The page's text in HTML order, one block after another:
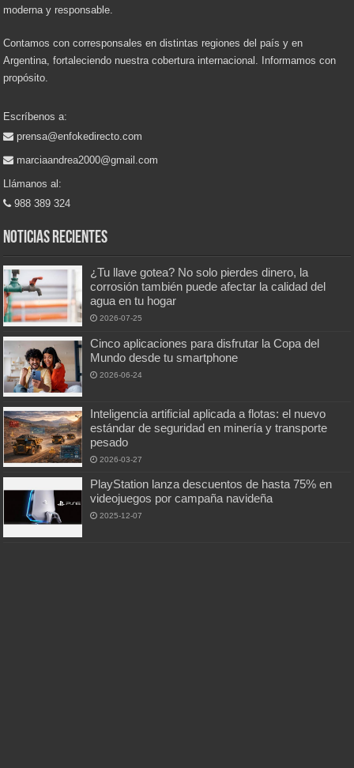
moderna y responsable.
Contamos con corresponsales en distintas regiones del país y en
Argentina, fortaleciendo nuestra cobertura internacional. Informamos con
propósito.
Escríbenos a:
prensa@enfokedirecto.com
marciaandrea2000@gmail.com
Llámanos al:
988 389 324
Noticias recientes
¿Tu llave gotea? No solo pierdes dinero, la
corrosión también puede afectar la calidad del
agua en tu hogar
2026-07-25
Cinco aplicaciones para disfrutar la Copa del
Mundo desde tu smartphone
2026-06-24
Inteligencia artificial aplicada a flotas: el nuevo
estándar de seguridad en minería y transporte
pesado
2026-03-27
PlayStation lanza descuentos de hasta 75% en
videojuegos por campaña navideña
2025-12-07